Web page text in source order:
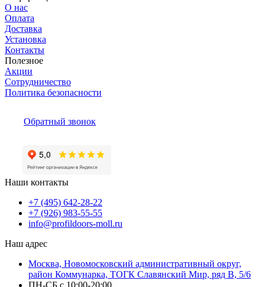
О нас
Оплата
Доставка
Установка
Контакты
Полезное
Акции
Сотрудничество
Политика безопасности
Обратный звонок
Наши контакты
+7 (495) 642-28-22
+7 (926) 983-55-55
info@profildoors-moll.ru
Наш адрес
Москва, Новомосковский административный округ,
район Коммунарка, ТОГК Славянский Мир, ряд В, 5/6
ПН-СБ с 10:00-20:00